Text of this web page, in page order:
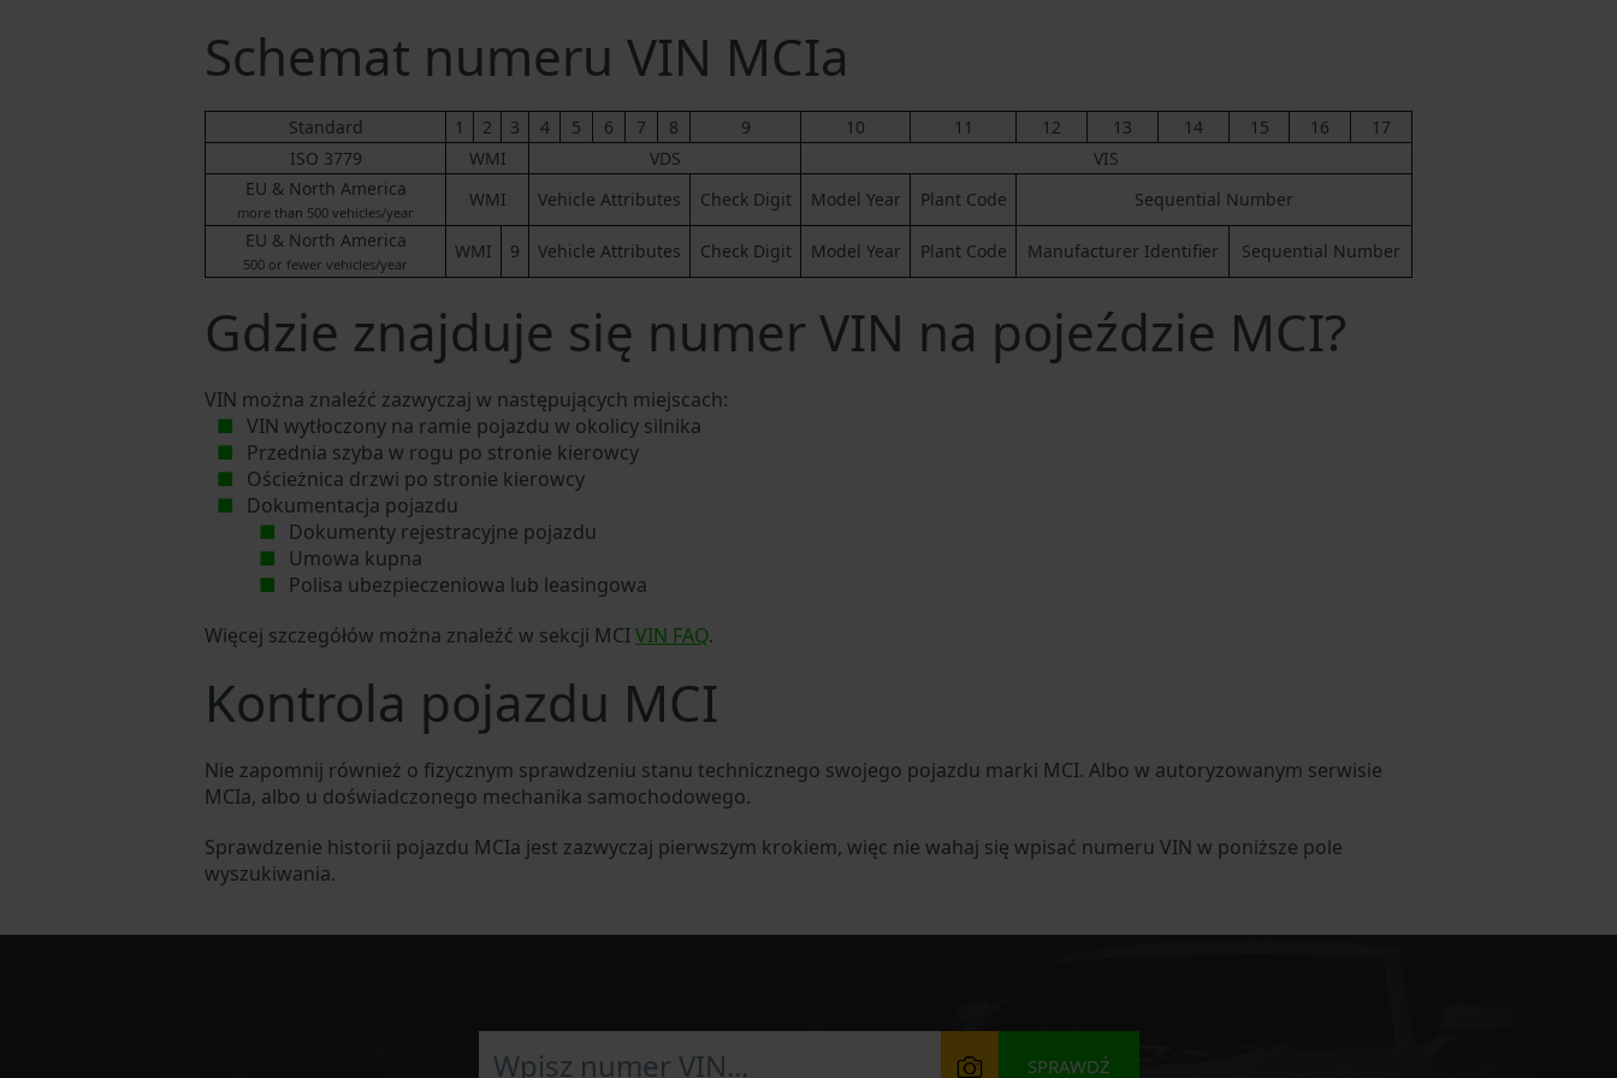
Schemat numeru VIN MCIa
Standard 1 2 3 4 5 6 7 8 9 10 11 12 13 14 15 16
17
ISO 3779
WMI VDS
VIS
EU & North America
more than 500 vehicles/year
WMI Vehicle Attributes Check Digit Model Year Plant Code
Sequential Number
EU & North America
500 or fewer vehicles/year
WMI 9 Vehicle Attributes Check Digit Model Year Plant Code Manufacturer Identifier Sequential Number
Gdzie znajduje się numer VIN na pojeździe MCI?
VIN można znaleźć zazwyczaj w następujących miejscach:
VIN wytłoczony na ramie pojazdu w okolicy silnika
Przednia szyba w rogu po stronie kierowcy
Ościeżnica drzwi po stronie kierowcy
Dokumentacja pojazdu
Dokumenty rejestracyjne pojazdu
Umowa kupna
Polisa ubezpieczeniowa lub leasingowa
Więcej szczegółów można znaleźć w sekcji MCIVIN FAQ.
Kontrola pojazdu MCI
Nie zapomnij również o fizycznym sprawdzeniu stanu technicznego swojego pojazdu marki MCI. Albo w autoryzowanym serwisie
MCIa, albo u doświadczonego mechanika samochodowego.
Sprawdzenie historii pojazdu MCIa jest zazwyczaj pierwszym krokiem, więc nie wahaj się wpisać numeru VIN w poniższe pole
wyszukiwania.
SPRAWDŹ